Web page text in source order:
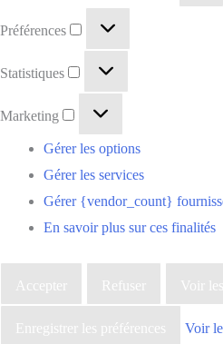
Préférences
Statistiques
Marketing
Gérer les options
Gérer les services
Gérer {vendor_count}
En savoir plus sur ces finalités
Accepter Refuser Voir
Enregistrer les préférences Voir